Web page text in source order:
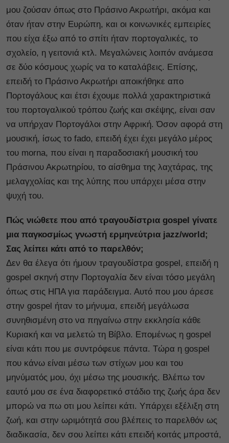
μου ζούσαν όπως στο Πράσινο Ακρωτήρι, ακόμα και
όταν ήταν στην Ευρώπη, και οι κοινωνικές εμπειρίες
που είχα έξω από το σπίτι ήταν πορτογαλικές, το
σχολείο, η γειτονιά κτλ. Μεγαλώνεις λοιπόν ανάμεσα
σε δύο κόσμους χωρίς να το καταλάβεις. Επίσης,
επειδή το Πράσινο Ακρωτήρι αποικήθηκε απο
Πορτογάλους και έτσι έχουμε πολλά χαρακτηριστικά
του πορτογαλικού τρόπου ζωής και σκέψης, είναι σαν
να υπήρχαν Πορτογάλοι στην Αφρική. Όσον αφορά στη
μουσική, ίσως το fado, επειδή έχει έχει μεγάλο μέρος
του morna, που είναι η παραδοσιακή μουσική του
Πράσινου Ακρωτηρίου, το αίσθημα της λαχτάρας, της
μελαγχολίας και της λύπης που υπάρχει μέσα στην
ψυχή του.
Πώς νιώθετε που από τραγουδίστρια gospel γίνατε
μια παγκοσμίως γνωστή ερμηνεύτρια jazz/world;
Σας λείπει κάτι από το παρελθόν;
Δεν θα έλεγα ότι ήμουν τραγουδίστρα gospel, επειδή η
gospel σκηνή στην Πορτογαλία δεν είναι τόσο μεγάλη
όπως στις ΗΠΑ για παράδειγμα. Αυτό που μου άρεσε
στην gospel ήταν το μήνυμα, επειδή μεγάλωσα
συνηθισμένη στο να πηγαίνω στην εκκλησία κάθε
Κυριακή και να μελετώ τη Βίβλο. Επομένως η gospel
είναι κάτι που με συντρόφευε πάντα. Τώρα η gospel
που κάνω είναι μέσω των στίχων μου και του
μηνύματός μου, όχι μέσω της μουσικής. Βλέπω τον
εαυτό μου σε ένα διαφορετικό στάδιο της ζωής άρα δεν
μπορώ να πω οτι μου λείπει κάτι. Υπάρχει εξέλιξη στη
ζωή, και στην ωριμότητά σου βλέπεις το παρελθόν ως
διαδικασία, δεν σου λείπει κάτι επειδή κοιτάς μπροστά,